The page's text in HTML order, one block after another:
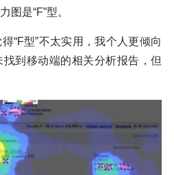
图是“F”型。
“F型”不太实用，我个人更倾向
到移动端的相关分析报告，但